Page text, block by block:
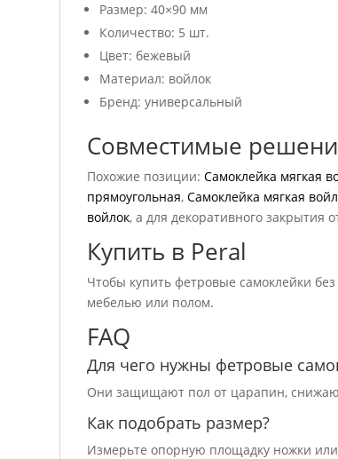
Размер: 40×90 мм
Количество: 5 шт.
Цвет: бежевый
Материал: войлок
Бренд: универсальный
Совместимые
Похожие позиции:Самоклейка мягкая
прямоугольная,Самоклейка мягкая
войлок, а для декоративного закрытия
Купить в Peral
Чтобы купить фетровые самоклейки
мебелью или полом.
FAQ
Для чего нужны фетровые
Они защищают пол от царапин,
Как подобрать размер?
Измерьте опорную площадку ножки